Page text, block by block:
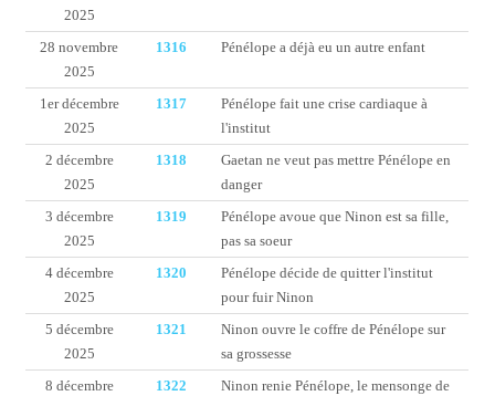
2025
28 novembre
2025
1316 Pénélope a déjà eu un autre enfant
1er décembre
2025
1317
Pénélope fait une crise cardiaque à
l'institut
2 décembre
2025
1318
Gaetan ne veut pas mettre Pénélope en
danger
3 décembre
2025
1319
Pénélope avoue que Ninon est sa fille,
pas sa soeur
4 décembre
2025
1320
Pénélope décide de quitter l'institut
pour fuir Ninon
5 décembre
2025
1321
Ninon ouvre le coffre de Pénélope sur
sa grossesse
8 décembre 1322 Ninon renie Pénélope, le mensonge de